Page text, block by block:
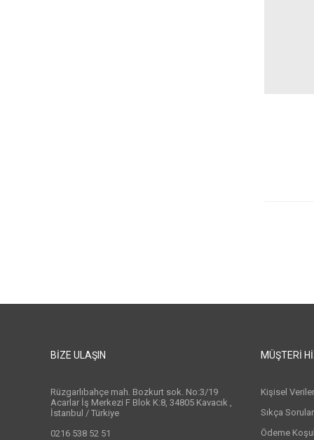
BIZE ULAŞIN
Rüzgarlıbahçe mah. Bozkurt sok. No:3/19
Acarlar İş Merkezi F Blok K:8, 34805 Kavacık ,
İstanbul / Türkiye
0216 538 52 51
MÜŞTERI
Kişisel
Sıkça
Ödeme